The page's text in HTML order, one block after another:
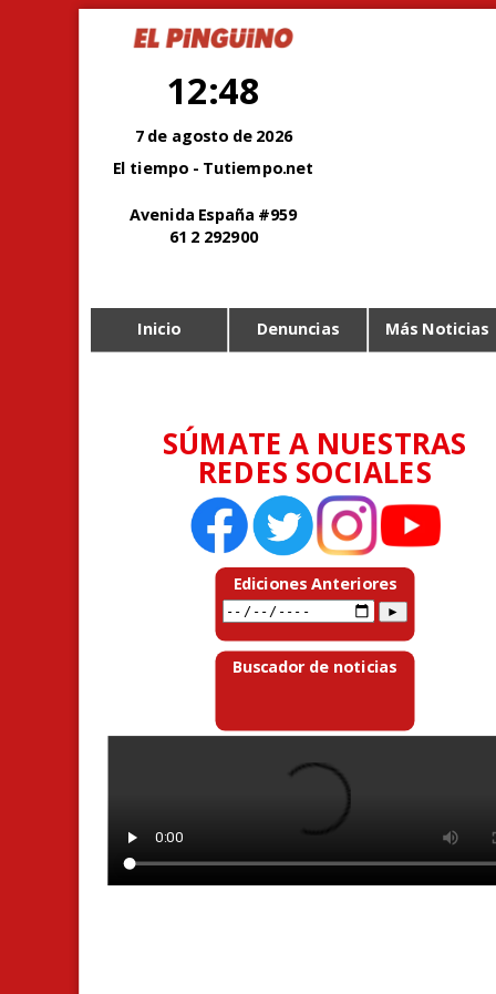
12:48
7 de agosto de 2026
El tiempo - Tutiempo.net
Avenida España #959
61 2 292900
Inicio Denuncias Más Noticias
SÚMATE A NUESTRAS
REDES SOCIALES
Ediciones Anteriores
Buscador de noticias